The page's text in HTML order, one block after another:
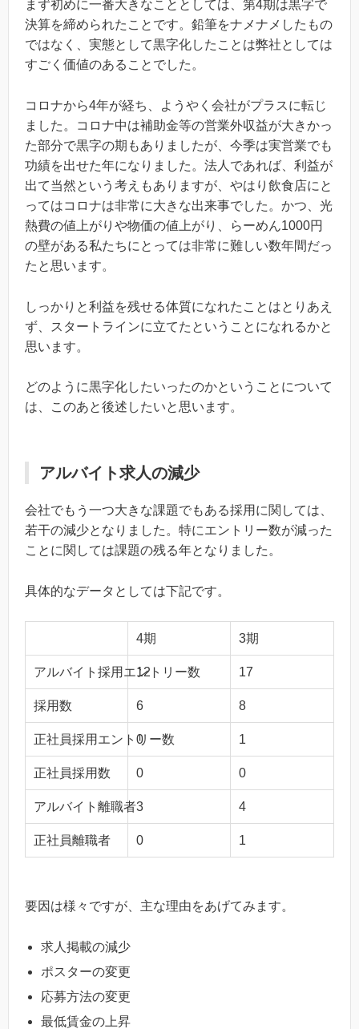
まず初めに一番大きなこととしては、第4期は黒字で
決算を締められたことです。鉛筆をナメナメしたもの
ではなく、実態として黒字化したことは弊社としては
すごく価値のあることでした。
コロナから4年が経ち、ようやく会社がプラスに転じ
ました。コロナ中は補助金等の営業外収益が大きかっ
た部分で黒字の期もありましたが、今季は実営業でも
功績を出せた年になりました。法人であれば、利益が
出て当然という考えもありますが、やはり飲食店にと
ってはコロナは非常に大きな出来事でした。かつ、光
熱費の値上がりや物価の値上がり、らーめん1000円
の壁がある私たちにとっては非常に難しい数年間だっ
たと思います。
しっかりと利益を残せる体質になれたことはとりあえ
ず、スタートラインに立てたということになれるかと
思います。
どのように黒字化したいったのかということについて
は、このあと後述したいと思います。
アルバイト求人の減少
会社でもう一つ大きな課題でもある採用に関しては、
若干の減少となりました。特にエントリー数が減った
ことに関しては課題の残る年となりました。
具体的なデータとしては下記です。
4期 3期
アルバイト採用エントリー数
12 17
採用数 6 8
正社員採用エントリー数
0 1
正社員採用数 0 0
アルバイト離職者3 4
正社員離職者 0 1
要因は様々ですが、主な理由をあげてみます。
求人掲載の減少
ポスターの変更
応募方法の変更
最低賃金の上昇